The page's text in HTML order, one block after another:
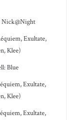
Nick@Night
Exultate,
Klee)
Blue
Exultate,
Klee)
Exultate,